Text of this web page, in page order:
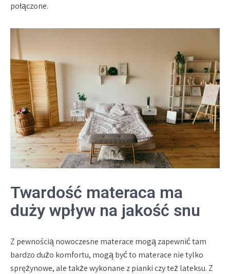
połączone.
Twardość materaca ma
duży wpływ na jakość snu
Z pewnością nowoczesne materace mogą zapewnić tam
bardzo dużo komfortu, mogą być to materace nie tylko
sprężynowe, ale także wykonane z pianki czy też lateksu. Z